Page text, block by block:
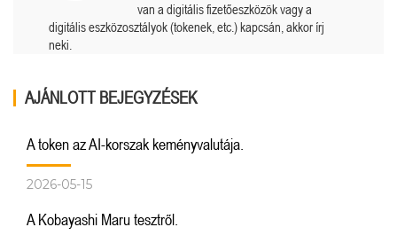
van a digitális fizetőeszközök vagy a
digitális eszközosztályok (tokenek, etc.) kapcsán, akkor írj
neki.
AJÁNLOTT BEJEGYZÉSEK
A token az AI-korszak keményvalutája.
2026-05-15
A Kobayashi Maru tesztről.